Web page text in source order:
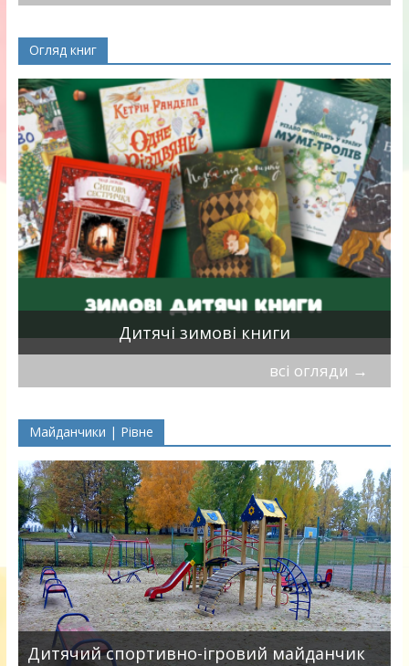
Огляд книг
Дитячі зимові книги
всі огляди →
Майданчики | Рівне
Дитячий спортивно-ігровий майданчик